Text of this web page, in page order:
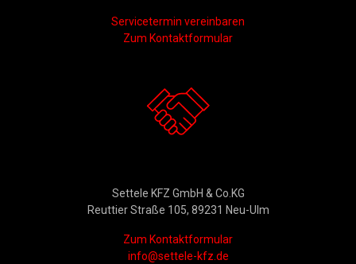
Servicetermin vereinbaren
Zum Kontaktformular
Settele KFZ GmbH & Co.KG
Reuttier Straße 105, 89231 Neu-Ulm
Zum Kontaktformular
info@settele-kfz.de